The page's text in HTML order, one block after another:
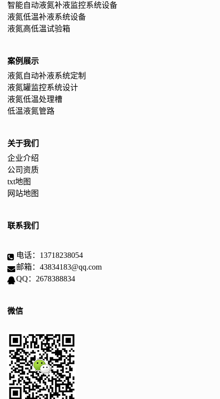
智能自动液氮补液监控系统设备
液氮低温补液系统设备
液氮高低温试验箱
案例展示
液氮自动补液系统定制
液氮罐监控系统设计
液氮低温处理槽
低温液氮管路
关于我们
企业介绍
公司资质
txt地图
网站地图
联系我们
电话：13718238054
邮箱：43834183@qq.com
QQ：2678388834
微信